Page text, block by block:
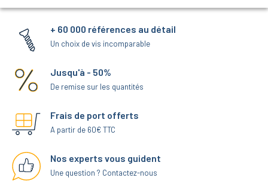
+ 60 000 références au détail
Un choix de vis incomparable
Jusqu'à - 50%
De remise sur les quantités
Frais de port offerts
A partir de 60€ TTC
Nos experts vous guident
Une question ? Contactez-nous